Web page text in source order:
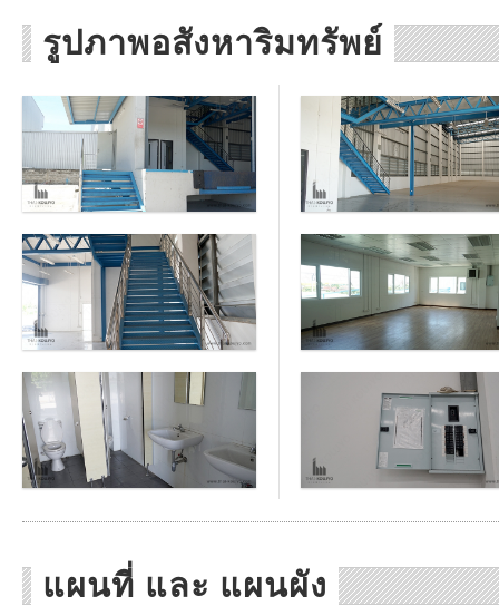
รูปภาพอสังหาริมทรัพย์
แผนที่ และ แผนผัง